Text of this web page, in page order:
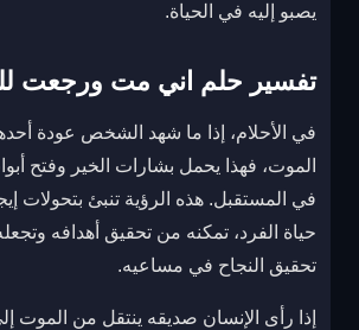
يصبو إليه في الحياة.
تفسير حلم اني مت ورجعت
في الأحلام، إذا ما شهد الشخص عودة
الموت، فهذا يحمل بشارات الخير وفتح
في المستقبل. هذه الرؤية تنبئ بتحولات
حياة الفرد، تمكنه من تحقيق أهدافه
تحقيق النجاح في مساعيه.
إذا رأى الإنسان صديقه ينتقل من الموت